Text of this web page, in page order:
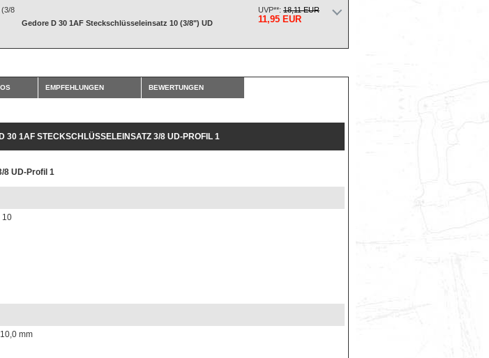
Gedore D 30 1AF Steckschlüsseleinsatz 10 (3/8") UD
UVP**: 18,11 EUR
11,95 EUR
EMPFEHLUNGEN BEWERTUNGEN
30 1AF STECKSCHLÜSSELEINSATZ 3/8 UD-PROFIL 1
8 UD-Profil 1
10
mm